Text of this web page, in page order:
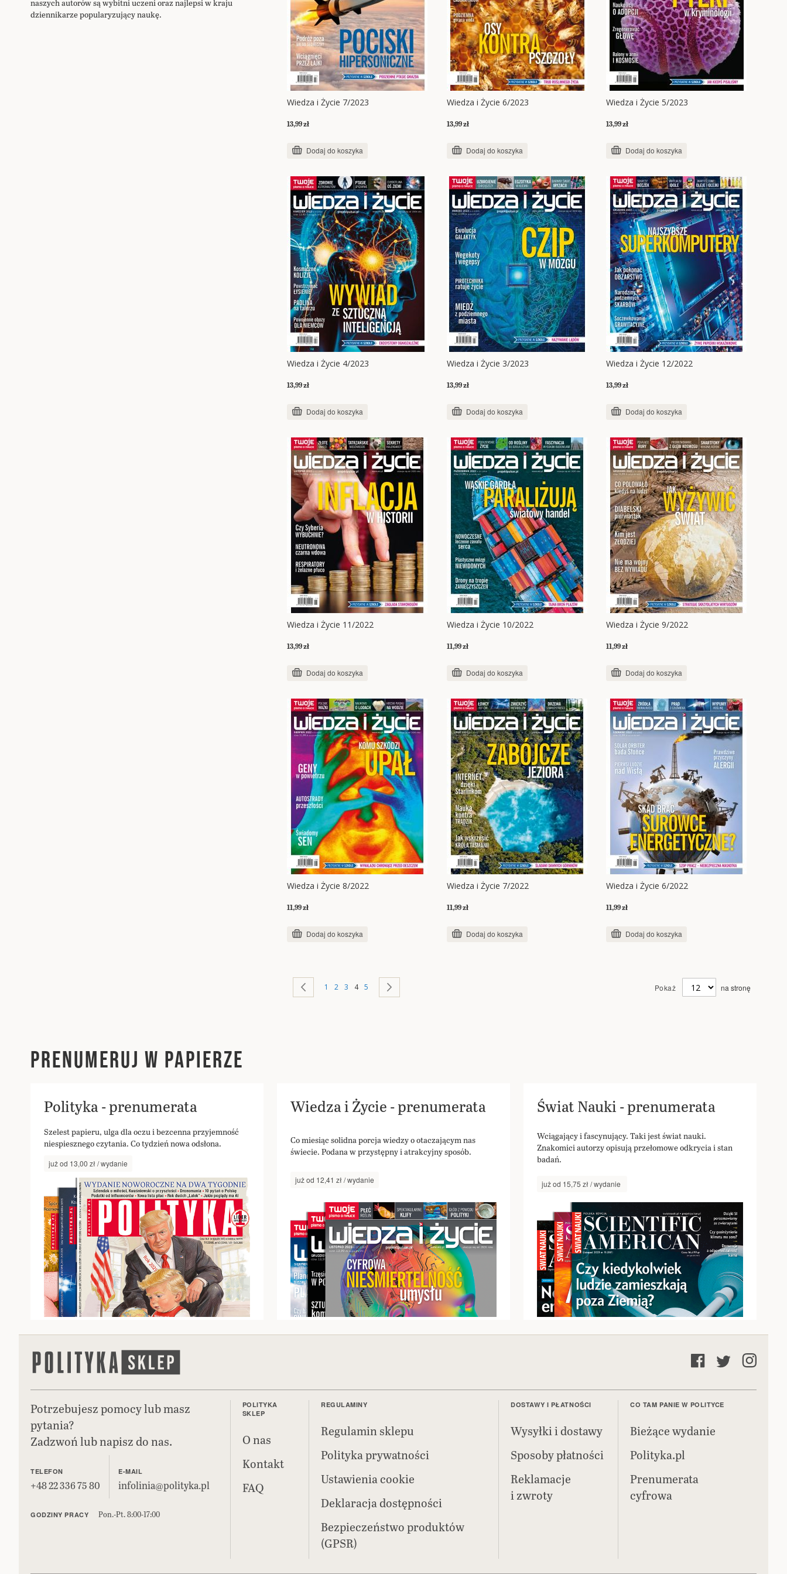
Wiedza i Życie 7/2023
13,99 zł
Dodaj do koszyka
Wiedza i Życie 6/2023
13,99 zł
Dodaj do koszyka
Wiedza i Życie 5/2023
13,99 zł
Dodaj do koszyka
Wiedza i Życie 4/2023
13,99 zł
Dodaj do koszyka
Wiedza i Życie 3/2023
13,99 zł
Dodaj do koszyka
Wiedza i Życie 12/2022
13,99 zł
Dodaj do koszyka
Wiedza i Życie 11/2022
13,99 zł
Dodaj do koszyka
Wiedza i Życie 10/2022
11,99 zł
Dodaj do koszyka
Wiedza i Życie 9/2022
11,99 zł
Dodaj do koszyka
Wiedza i Życie 8/2022
11,99 zł
Dodaj do koszyka
Wiedza i Życie 7/2022
11,99 zł
Dodaj do koszyka
Wiedza i Życie 6/2022
11,99 zł
Dodaj do koszyka
Strona Strona
Poprzednie
Strona
1 Strona
2 Strona
3 Aktualnie czytasz stronę
4 Strona
5 Pokaż na stronę
naszych autorów są wybitni uczeni oraz najlepsi w kraju
dziennikarze popularyzujący naukę.
PRENUMERUJ W PAPIERZE
Polityka - prenumerata
Szelest papieru, ulga dla oczu i bezcenna przyjemność
niespiesznego czytania. Co tydzień nowa odsłona.
już od 13,00 zł / wydanie
Wiedza i Życie - prenumerata
Co miesiąc solidna porcja wiedzy o otaczającym nas
świecie. Podana w przystępny i atrakcyjny sposób.
już od 12,41 zł / wydanie
Świat Nauki - prenumerata
Wciągający i fascynujący. Taki jest świat nauki.
Znakomici autorzy opisują przełomowe odkrycia i stan
badań.
już od 15,75 zł / wydanie
Potrzebujesz pomocy lub masz
pytania?
Zadzwoń lub napisz do nas.
TELEFON
+48 22 336 75 80
E-MAIL
infolinia@polityka.pl
GODZINY PRACY Pon.-Pt. 8:00-17:00
POLITYKA
SKLEP
O nas
Kontakt
FAQ
REGULAMINY
Regulamin sklepu
Polityka prywatności
Ustawienia cookie
Deklaracja dostępności
Bezpieczeństwo produktów
(GPSR)
DOSTAWY I PŁATNOŚCI
Wysyłki i dostawy
Sposoby płatności
Reklamacje
i zwroty
CO TAM PANIE W POLITYCE
Bieżące wydanie
Polityka.pl
Prenumerata
cyfrowa